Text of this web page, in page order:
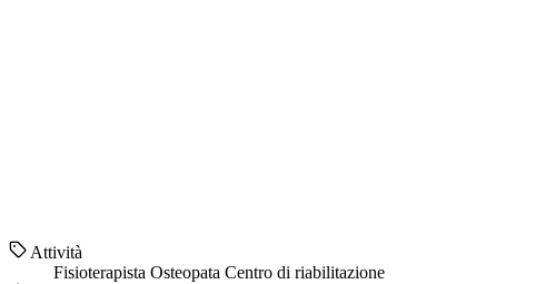
Attività
Fisioterapista Osteopata Centro di riabilitazione